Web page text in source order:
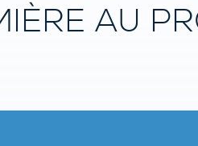
AU